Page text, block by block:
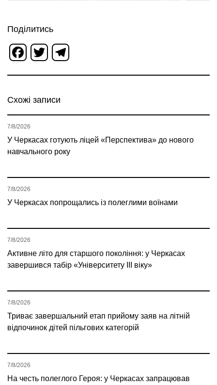
Поділитись
Facebook
Twitter
Схожі записи
У Черкасах готують ліцей «Перспектива» до нового
навчального року
7/8/2026
У Черкасах попрощались із полеглими воїнами
7/8/2026
Активне літо для старшого покоління: у Черкасах
завершився табір «Університету ІІІ віку»
7/8/2026
Триває завершальний етап прийому заяв на літній
відпочинок дітей пільгових категорій
7/8/2026
На честь полеглого Героя: у Черкасах запрацював
7/8/2026